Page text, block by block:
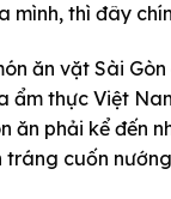
mình, thì đây
ăn vặt Sài
ẩm thực Việt
ăn phải kể đến
cuốn